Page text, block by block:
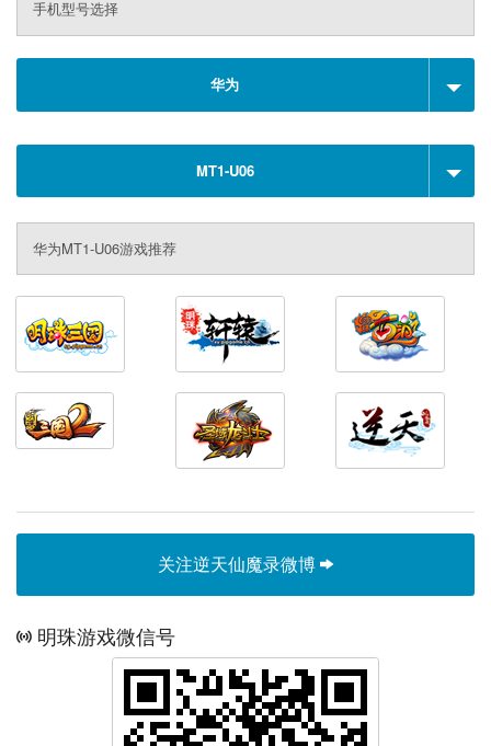
手机型号选择
华为
MT1-U06
华为MT1-U06游戏推荐
关注逆天仙魔录微博
明珠游戏微信号